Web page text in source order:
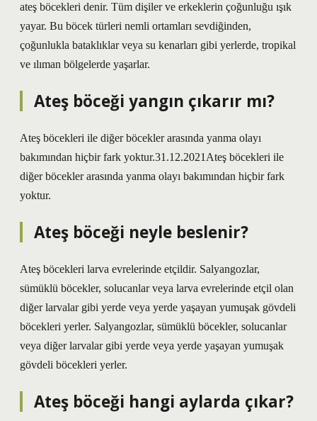
ateş böcekleri denir. Tüm dişiler ve erkeklerin çoğunluğu ışık
yayar. Bu böcek türleri nemli ortamları sevdiğinden,
çoğunlukla bataklıklar veya su kenarları gibi yerlerde, tropikal
ve ılıman bölgelerde yaşarlar.
Ateş böceği yangın çıkarır mı?
Ateş böcekleri ile diğer böcekler arasında yanma olayı
bakımından hiçbir fark yoktur.31.12.2021Ateş böcekleri ile
diğer böcekler arasında yanma olayı bakımından hiçbir fark
yoktur.
Ateş böceği neyle beslenir?
Ateş böcekleri larva evrelerinde etçildir. Salyangozlar,
sümüklü böcekler, solucanlar veya larva evrelerinde etçil olan
diğer larvalar gibi yerde veya yerde yaşayan yumuşak gövdeli
böcekleri yerler. Salyangozlar, sümüklü böcekler, solucanlar
veya diğer larvalar gibi yerde veya yerde yaşayan yumuşak
gövdeli böcekleri yerler.
Ateş böceği hangi aylarda çıkar?